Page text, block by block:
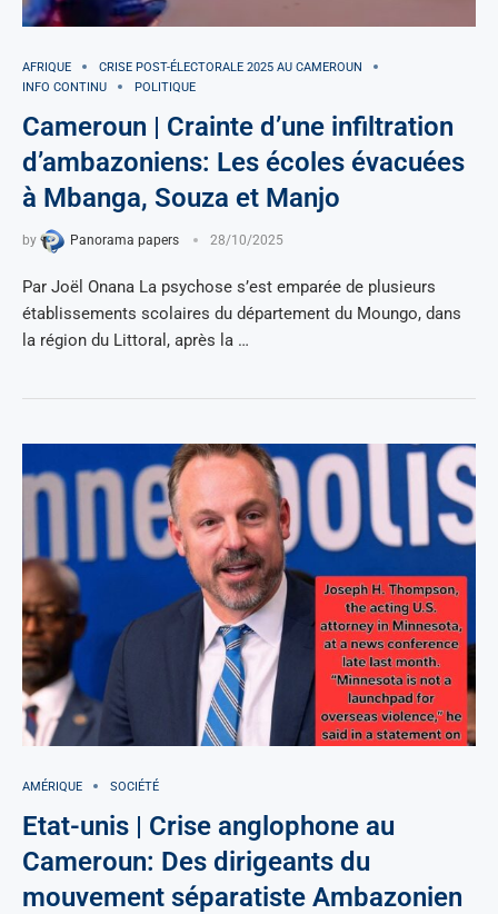
AFRIQUE
CRISE POST-ÉLECTORALE 2025 AU CAMEROUN
INFO CONTINU
POLITIQUE
Cameroun | Crainte d’une infiltration
d’ambazoniens: Les écoles évacuées
à Mbanga, Souza et Manjo
by Panorama papers 28/10/2025
Par Joël Onana La psychose s’est emparée de plusieurs
établissements scolaires du département du Moungo, dans
la région du Littoral, après la …
AMÉRIQUE SOCIÉTÉ
Etat-unis | Crise anglophone au
Cameroun: Des dirigeants du
mouvement séparatiste Ambazonien